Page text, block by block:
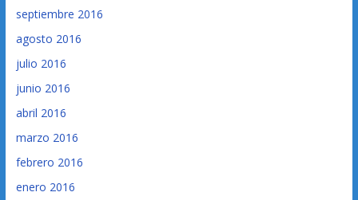
septiembre 2016
agosto 2016
julio 2016
junio 2016
abril 2016
marzo 2016
febrero 2016
enero 2016